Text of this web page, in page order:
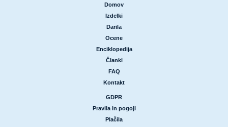
Domov
Izdelki
Darila
Ocene
Enciklopedija
Članki
FAQ
Kontakt
GDPR
Pravila in pogoji
Plačila